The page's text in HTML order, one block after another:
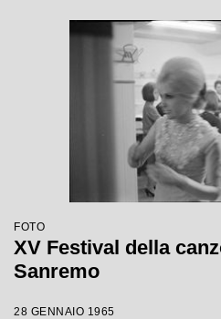
FOTO
XV Festival della
Sanremo
28 GENNAIO 1965